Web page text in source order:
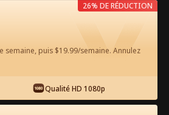
gratuitement sur l'App
semaine, puis $19.99/semaine. Annulez
Qualité HD 1080p
26% DE RÉDUCTION